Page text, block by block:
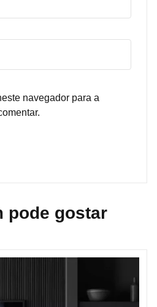
navegador para a
pode gostar